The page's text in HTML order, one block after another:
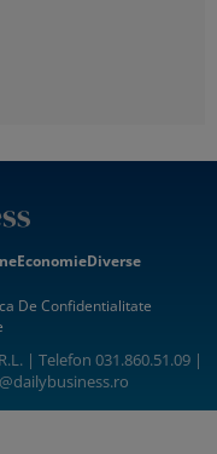
EconomieDiverse
De Confidentialitate
| Telefon 031.860.51.09 |